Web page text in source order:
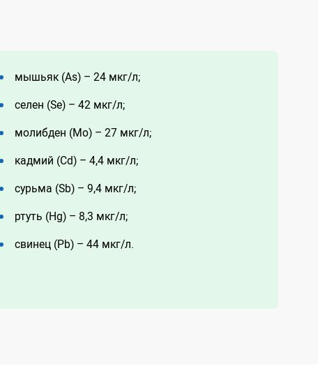
мышьяк (As) – 24 мкг/л;
селен (Se) – 42 мкг/л;
молибден (Mo) – 27 мкг/л;
кадмий (Cd) – 4,4 мкг/л;
сурьма (Sb) – 9,4 мкг/л;
ртуть (Hg) – 8,3 мкг/л;
свинец (Pb) – 44 мкг/л.